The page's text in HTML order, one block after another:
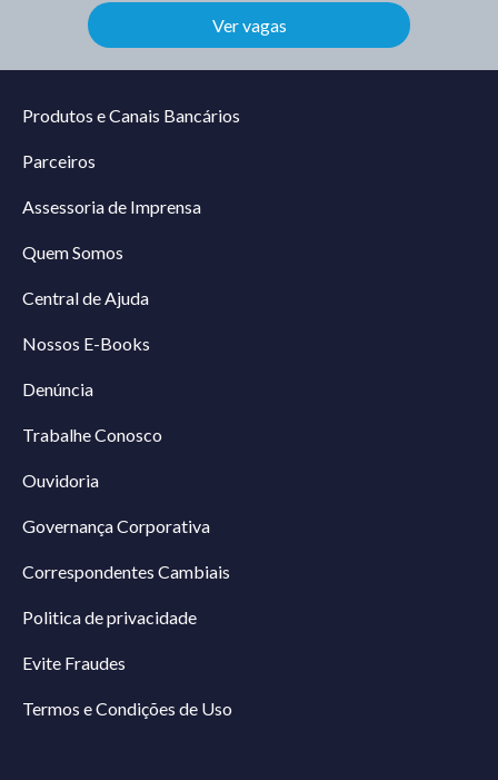
Ver vagas
Produtos e Canais Bancários
Parceiros
Assessoria de Imprensa
Quem Somos
Central de Ajuda
Nossos E-Books
Denúncia
Trabalhe Conosco
Ouvidoria
Governança Corporativa
Correspondentes Cambiais
Politica de privacidade
Evite Fraudes
Termos e Condições de Uso